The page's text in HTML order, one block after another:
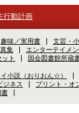
行動計画
趣味／実用書 文芸・
集 エンターテイメン
ット 国会図書館所蔵
小説（おりおん☆）
ジネス プリント・オ
書